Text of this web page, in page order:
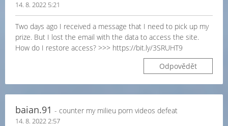
14. 8. 2022 5:21
Two days ago I received a message that I need to pick up my
prize. But I lost the email with the data to access the site.
How do I restore access? >>> https://bit.ly/3SRUHT9
Odpovědět
baian.91 - counter my milieu porn videos defeat
14. 8. 2022 2:57